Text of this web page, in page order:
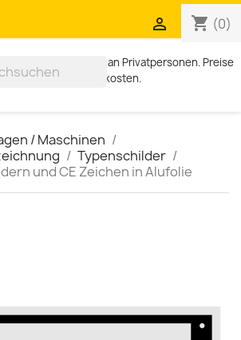
shopping_cart (0)

Kein Verkauf an Privatpersonen. Preise
MWST und Versandkosten.
/ Maschinen
Typenschilder
und CE Zeichen in Alufolie